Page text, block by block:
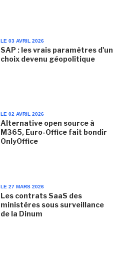
LE 03 AVRIL 2026
SAP : les vrais paramètres d'un
choix devenu géopolitique
LE 02 AVRIL 2026
Alternative open source à
M365, Euro-Office fait bondir
OnlyOffice
LE 27 MARS 2026
Les contrats SaaS des
ministères sous surveillance
de la Dinum